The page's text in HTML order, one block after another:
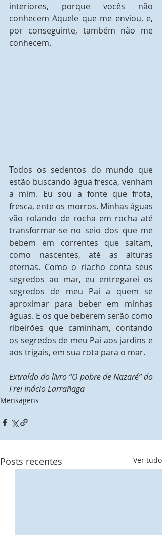
interiores, porque vocês não
conhecem Aquele que me enviou, e,
por conseguinte, também não me
conhecem.
Todos os sedentos do mundo que
estão buscando água fresca, venham
a mim. Eu sou a fonte que frota,
fresca, ente os morros. Minhas águas
vão rolando de rocha em rocha até
transformar-se no seio dos que me
bebem em correntes que saltam,
como nascentes, até as alturas
eternas. Como o riacho conta seus
segredos ao mar, eu entregarei os
segredos de meu Pai a quem se
aproximar para beber em minhas
águas. E os que beberem serão como
ribeirões que caminham, contando
os segredos de meu Pai aos jardins e
aos trigais, em sua rota para o mar.
Extraído do livro “O pobre de Nazaré” do
Frei Inácio Larrañaga
Mensagens
Posts recentes Ver tudo